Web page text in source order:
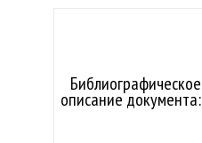
Библиографическое
описание документа: